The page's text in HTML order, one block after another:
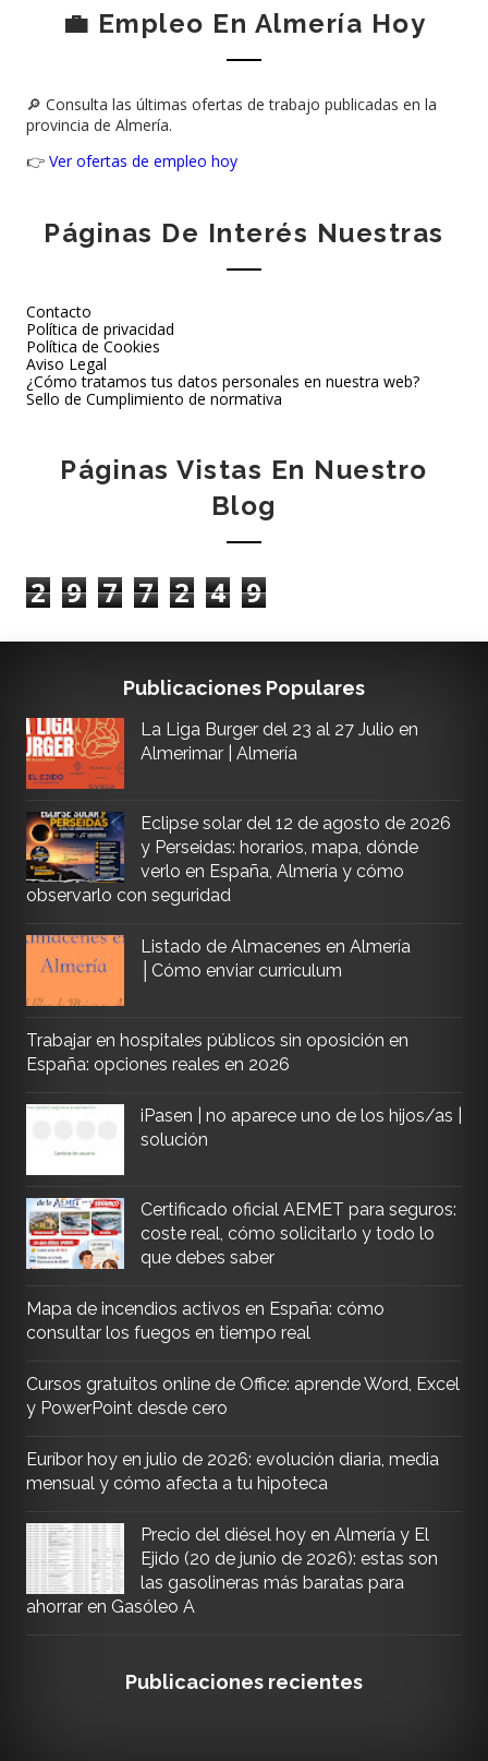
💼 Empleo En Almería Hoy
🔎 Consulta las últimas ofertas de trabajo publicadas en la
provincia de Almería.
👉 Ver ofertas de empleo hoy
Páginas De Interés Nuestras
Contacto
Política de privacidad
Política de Cookies
Aviso Legal
¿Cómo tratamos tus datos personales en nuestra web?
Sello de Cumplimiento de normativa
Páginas Vistas En Nuestro
Blog
2 9 7 7 2 4 9
Publicaciones Populares
La Liga Burger del 23 al 27 Julio en
Almerimar | Almería
Eclipse solar del 12 de agosto de 2026
y Perseidas: horarios, mapa, dónde
verlo en España, Almería y cómo
observarlo con seguridad
Listado de Almacenes en Almería
│Cómo enviar curriculum
Trabajar en hospitales públicos sin oposición en
España: opciones reales en 2026
iPasen | no aparece uno de los hijos/as |
solución
Certificado oficial AEMET para seguros:
coste real, cómo solicitarlo y todo lo
que debes saber
Mapa de incendios activos en España: cómo
consultar los fuegos en tiempo real
Cursos gratuitos online de Office: aprende Word, Excel
y PowerPoint desde cero
Euríbor hoy en julio de 2026: evolución diaria, media
mensual y cómo afecta a tu hipoteca
Precio del diésel hoy en Almería y El
Ejido (20 de junio de 2026): estas son
las gasolineras más baratas para
ahorrar en Gasóleo A
Publicaciones recientes